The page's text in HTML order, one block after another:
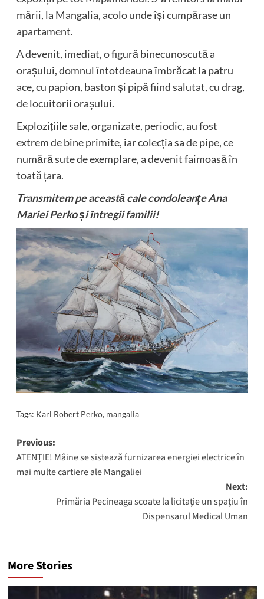
mării, la Mangalia, acolo unde își cumpărase un
apartament.
A devenit, imediat, o figură binecunoscută a
orașului, domnul întotdeauna îmbrăcat la patru
ace, cu papion, baston și pipă fiind salutat, cu drag,
de locuitorii orașului.
Explozițiile sale, organizate, periodic, au fost
extrem de bine primite, iar colecția sa de pipe, ce
numără sute de exemplare, a devenit faimoasă în
toată țara.
Transmitem pe această cale condoleanțe Ana
Mariei Perko și întregii familii!
Tags: Karl Robert Perko, mangalia
Post
navigation
Previous:
ATENȚIE! Mâine se sistează furnizarea energiei electrice în
mai multe cartiere ale Mangaliei
Next:
Primăria Pecineaga scoate la licitație un spațiu în
Dispensarul Medical Uman
More Stories